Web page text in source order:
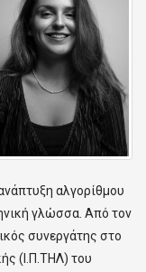
αλγορίθμου
γλώσσα. Από τον
συνεργάτης στο
(Ι.Π.ΤΗΛ) του